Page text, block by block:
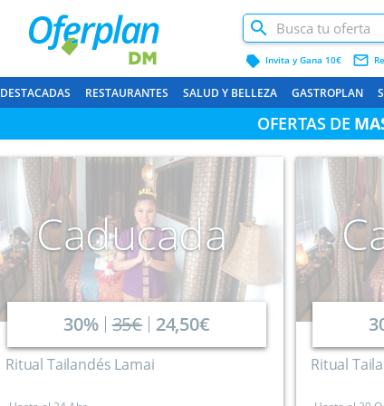
label Invita y Gana 10€ mail_outline
DESTACADAS RESTAURANTES SALUD Y BELLEZA GASTROPLAN
OFERTAS DE
Caducada
30% 35€ 24,50€
Ritual Tailandés Lamai Ritual